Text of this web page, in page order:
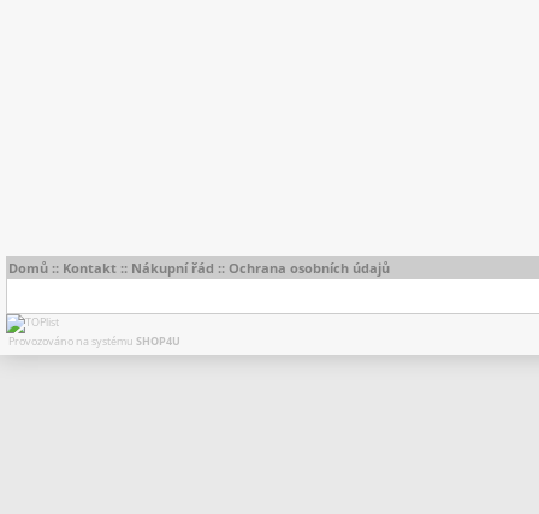
Domů :: Kontakt :: Nákupní řád :: Ochrana osobních údajů
Provozováno na systému SHOP4U